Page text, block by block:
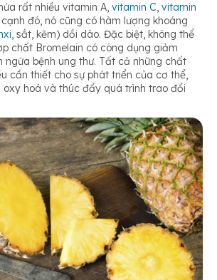
rất nhiều vitamin A, vitamin C, vitamin
đó, nó cũng có hàm lượng khoáng
, sắt, kẽm) dồi dào. Đặc biệt, không thể
chất Bromelain có công dụng giảm
ngừa bệnh ung thư. Tất cả những chất
cần thiết cho sự phát triển của cơ thể,
oxy hoá và thúc đẩy quá trình trao đổi